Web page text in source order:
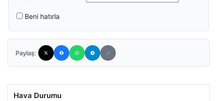
Beni hatırla
Paylaş:
Hava Durumu